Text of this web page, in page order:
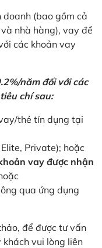
(bao gồm cả
nhà hàng), vay để
các khoản vay
năm đối với các
chí sau:
thẻ tín dụng tại
Private); hoặc
vay được nhận
qua ứng dụng
để được tư vấn
vui lòng liên